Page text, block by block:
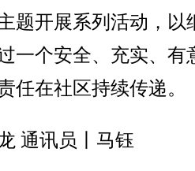
题开展系列活动，以
一个安全、充实、有
任在社区持续传递。
通讯员丨马钰